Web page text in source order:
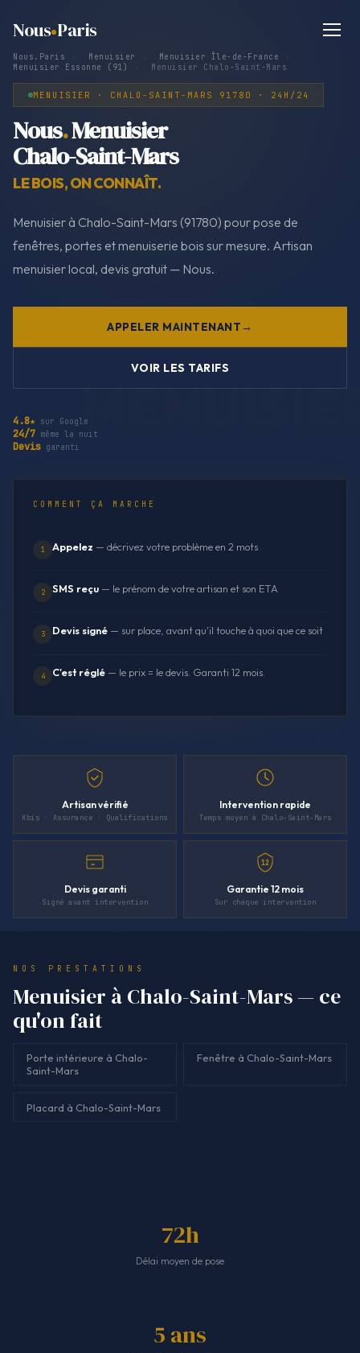
Nous Paris
Nous.Paris Menuisier Menuisier Île-de-France
Menuisier Essonne (91)
Menuisier Chalo-Saint-Mars
MENUISIER · CHALO-SAINT-MARS 91780 · 24H/24
Nous.Menuisier
Chalo-Saint-Mars
LE BOIS, ON CONNAÎT.
Menuisier à Chalo-Saint-Mars (91780) pour pose de
fenêtres, portes et menuiserie bois sur mesure. Artisan
menuisier local, devis gratuit — Nous.
APPELER MAINTENANT
VOIR LES TARIFS
4.8★ sur Google
24/7 même la nuit
Devis garanti
COMMENT ÇA MARCHE
1 Appelez — décrivez votre problème en 2 mots
2 SMS reçu — le prénom de votre artisan et son ETA
3 Devis signé — sur place, avant qu'il touche à quoi que ce soit
4 C'est réglé — le prix = le devis. Garanti 12 mois.
Artisan vérifié
Kbis · Assurance · Qualifications
Intervention rapide
Temps moyen à Chalo-Saint-Mars
Devis garanti
Signé avant intervention
12
Garantie 12 mois
Sur chaque intervention
NOS PRESTATIONS
Menuisier à Chalo-Saint-Mars — ce
qu'on fait
Porte intérieure à Chalo-
Saint-Mars
Fenêtre à Chalo-Saint-Mars
Placard à Chalo-Saint-Mars
72h
Délai moyen de pose
5 ans